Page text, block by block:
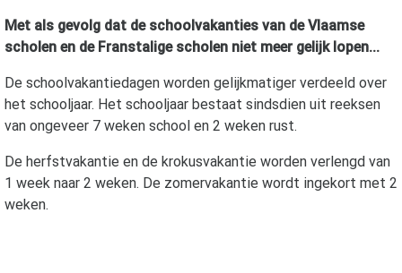
Met als gevolg dat de schoolvakanties van de Vlaamse
scholen en de Franstalige scholen niet meer gelijk lopen...
De schoolvakantiedagen worden gelijkmatiger verdeeld over
het schooljaar. Het schooljaar bestaat sindsdien uit reeksen
van ongeveer 7 weken school en 2 weken rust.
De herfstvakantie en de krokusvakantie worden verlengd van
1 week naar 2 weken. De zomervakantie wordt ingekort met 2
weken.